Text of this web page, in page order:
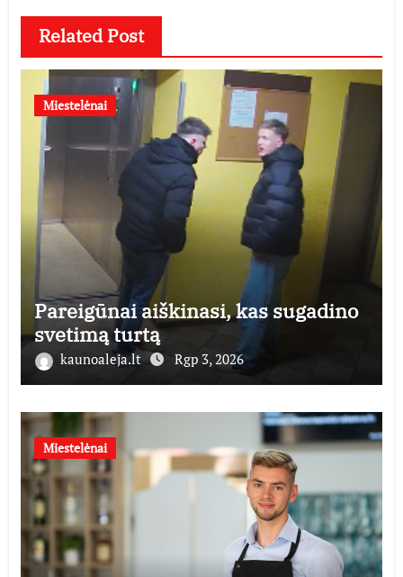
Related Post
Miestelėnai
Pareigūnai aiškinasi, kas sugadino
svetimą turtą
kaunoaleja.lt Rgp 3, 2026
Miestelėnai